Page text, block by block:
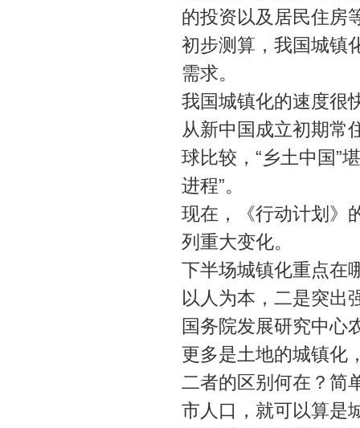
的投资以及居民住房
初步测算，我国城镇
需求。
我国城镇化的速度很
从新中国成立初期常
球比较，“乡土中国”
进程”。
现在，《行动计划》
列重大变化。
下半场城镇化重点在
以人为本，二是突出
国务院发展研究中心
更多是土地的城镇化
二者的区别何在？简
市人口，就可以算是